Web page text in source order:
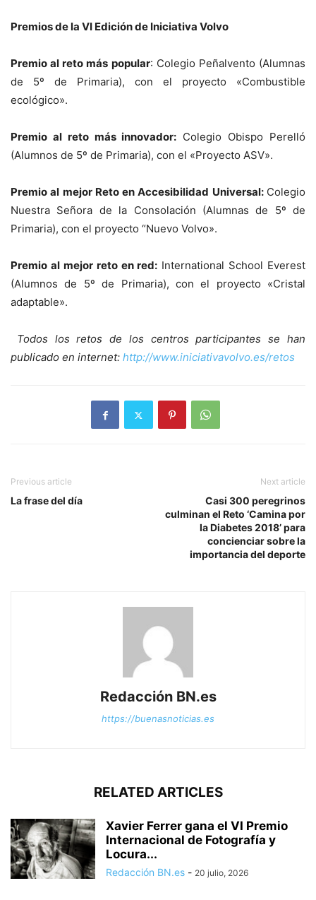
Premios de la VI Edición de Iniciativa Volvo
Premio al reto más popular: Colegio Peñalvento (Alumnas
de 5º de Primaria), con el proyecto «Combustible
ecológico».
Premio al reto más innovador: Colegio Obispo Perelló
(Alumnos de 5º de Primaria), con el «Proyecto ASV».
Premio al mejor Reto en Accesibilidad Universal: Colegio
Nuestra Señora de la Consolación (Alumnas de 5º de
Primaria), con el proyecto “Nuevo Volvo».
Premio al mejor reto en red: International School Everest
(Alumnos de 5º de Primaria), con el proyecto «Cristal
adaptable».
Todos los retos de los centros participantes se han
publicado en internet: http://www.iniciativavolvo.es/retos
Previous article
La frase del día
Next article
Casi 300 peregrinos
culminan el Reto ‘Camina por
la Diabetes 2018’ para
concienciar sobre la
importancia del deporte
Redacción BN.es
https://buenasnoticias.es
RELATED ARTICLES
Xavier Ferrer gana el VI Premio
Internacional de Fotografía y
Locura...
Redacción BN.es - 20 julio, 2026